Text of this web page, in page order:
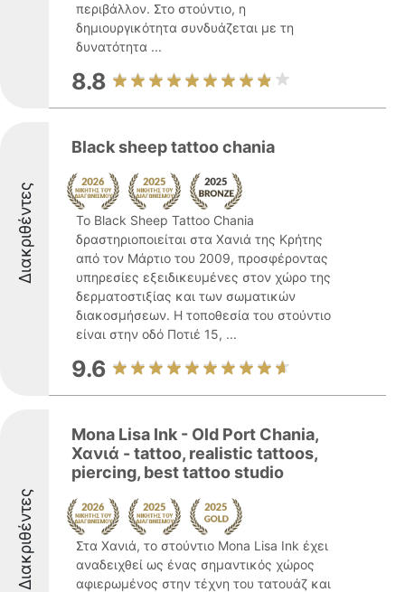
περιβάλλον. Στο στούντιο, η
δημιουργικότητα συνδυάζεται με τη
δυνατότητα ...
8.8
Διακριθέντες
Black sheep tattoo chania
Το Black Sheep Tattoo Chania
δραστηριοποιείται στα Χανιά της Κρήτης
από τον Μάρτιο του 2009, προσφέροντας
υπηρεσίες εξειδικευμένες στον χώρο της
δερματοστιξίας και των σωματικών
διακοσμήσεων. Η τοποθεσία του στούντιο
είναι στην οδό Ποτιέ 15, ...
9.6
Διακριθέντες
Mona Lisa Ink - Old Port Chania,
Χανιά - tattoo, realistic tattoos,
piercing, best tattoo studio
Στα Χανιά, το στούντιο Mona Lisa Ink έχει
αναδειχθεί ως ένας σημαντικός χώρος
αφιερωμένος στην τέχνη του τατουάζ και